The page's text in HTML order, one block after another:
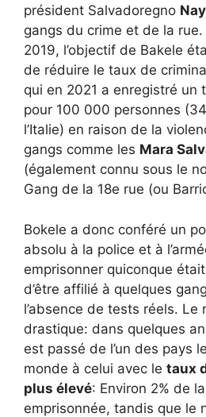
président Salvadoregno
gangs du crime et de la
2019, l’objectif de Bakele
de réduire le taux de
qui en 2021 a enregistré un
pour 100 000 personnes
l’Italie) en raison de la
gangs comme les Mara
(également connu sous le
Gang de la 18e rue (ou
Bokele a donc conféré un
absolu à la police et à
emprisonner quiconque
d’être affilié à quelques
l’absence de tests réels. Le
drastique: dans quelques
est passé de l’un des pays
monde à celui avec le taux
plus élevé: Environ 2% de
emprisonnée, tandis que le